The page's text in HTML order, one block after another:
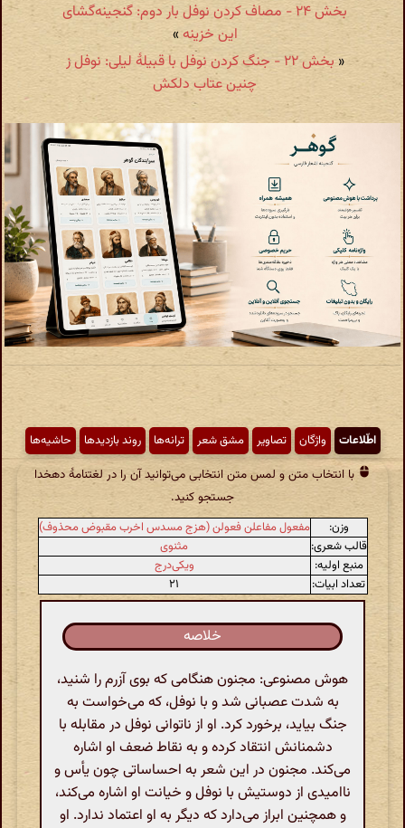
بخش ۲۴ - مصاف کردن نوفل بار دوم: گنجینه‌گشای
این خزینه»
«
بخش ۲۲ - جنگ کردن نوفل با قبیلهٔ لیلی: نوفل ز
چنین عتاب دلکش
اطّلاعات واژگان تصاویر مشق شعر ترانه‌ها روند بازدیدها حاشیه‌ها
با انتخاب متن و لمس متن انتخابی می‌توانید آن را در لغتنامهٔ دهخدا
جستجو کنید.
وزن:
مفعول مفاعلن فعولن (هزج مسدس اخرب مقبوض محذوف)
قالب شعری:
مثنوی
منبع اولیه:
ویکی‌درج
تعداد ابیات:
۲۱
خلاصه
هوش مصنوعی: مجنون هنگامی که بوی آزرم را شنید،
به شدت عصبانی شد و با نوفل، که می‌خواست به
جنگ بیاید، برخورد کرد. او از ناتوانی نوفل در مقابله با
دشمنانش انتقاد کرده و به نقاط ضعف او اشاره
می‌کند. مجنون در این شعر به احساساتی چون یأس و
ناامیدی از دوستیش با نوفل و خیانت او اشاره می‌کند،
و همچنین ابراز می‌دارد که دیگر به او اعتماد ندارد. او